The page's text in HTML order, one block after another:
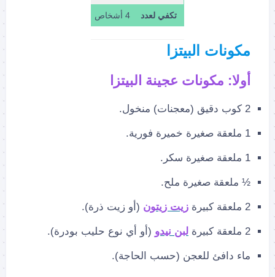
تكفي لعدد 4 أشخاص
مكونات البيتزا
أولا: مكونات عجينة البيتزا
2 كوب دقيق (معجنات) منخول.
1 ملعقة صغيرة خميرة فورية.
1 ملعقة صغيرة سكر.
½ ملعقة صغيرة ملح.
2 ملعقة كبيرة زيت زيتون (أو زيت ذرة).
2 ملعقة كبيرة لبن نيدو (أو أي نوع حليب بودرة).
ماء دافئ للعجن (حسب الحاجة).